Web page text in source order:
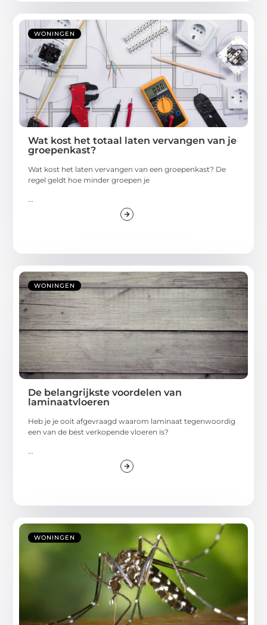
WONINGEN
Wat kost het totaal laten vervangen van je
groepenkast?
Wat kost het laten vervangen van een groepenkast? De
regel geldt hoe minder groepen je
WONINGEN
De belangrijkste voordelen van
laminaatvloeren
Heb je je ooit afgevraagd waarom laminaat tegenwoordig
een van de best verkopende vloeren is?
...
WONINGEN